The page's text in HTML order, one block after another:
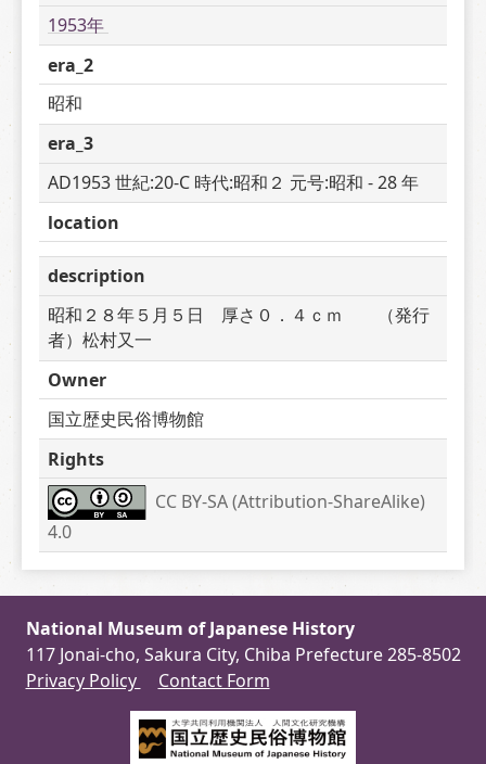
1953年
era_2
昭和
era_3
AD1953 世紀:20-C 時代:昭和２ 元号:昭和 - 28 年
location
description
昭和２８年５月５日　厚さ０．４ｃｍ　　（発行
者）松村又一
Owner
国立歴史民俗博物館
Rights
CC BY-SA (Attribution-ShareAlike)
4.0
National Museum of Japanese History
117 Jonai-cho, Sakura City, Chiba Prefecture 285-8502
Privacy Policy
Contact Form